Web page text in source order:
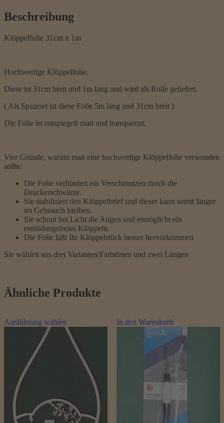
Beschreibung
Klöppelfolie 31cm x 1m
Hochwertige Klöppelfolie,
Diese ist 31cm breit und 1m lang und wird als Rolle geliefert.
( Als Spaarset ist diese Folie 5m lang und 31cm breit )
Die Folie ist entspiegelt matt und transparent.
Vier Gründe, warum man eine hochwertige Klöppelfolie verwenden
sollte:
Die Folie verhindert ein Verschmutzen durch die
Druckerschwärze.
Sie stabilisiert den Klöppelbrief und dieser kann somit länger
im Gebrauch bleiben.
Sie schont bei Licht die Augen und ermöglicht ein
ermüdungsfreies Klöppeln.
Die Folie läßt Ihr Klöppelstück besser hervorkommen
Sie wählen aus drei Varianten/Farbtönen und zwei Längen
Ähnliche Produkte
Ausführung wählenProdukt
weist
mehrere
Varianten
Optionen
der
Produktseite
In den Warenkorb